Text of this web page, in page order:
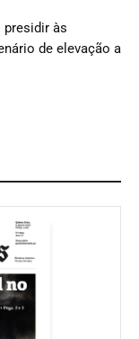
presidir às
de elevação a